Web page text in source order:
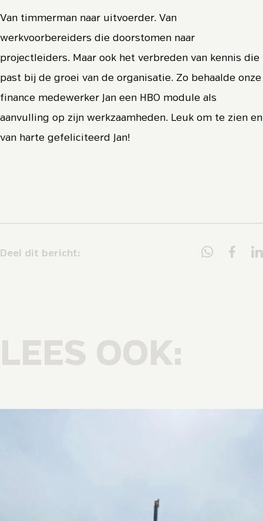
Van timmerman naar uitvoerder. Van
werkvoorbereiders die doorstomen naar
projectleiders. Maar ook het verbreden van kennis die
past bij de groei van de organisatie. Zo behaalde onze
finance medewerker Jan een HBO module als
aanvulling op zijn werkzaamheden. Leuk om te zien en
van harte gefeliciteerd Jan!
Deel dit bericht:
LEES OOK: